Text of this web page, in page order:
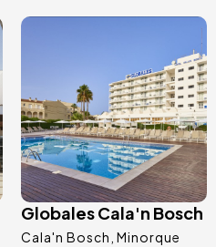
Globales Cala'n Bosch
Cala'n Bosch Minorque